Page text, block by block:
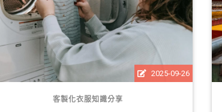
2025-09-26
客製化衣服知識分享